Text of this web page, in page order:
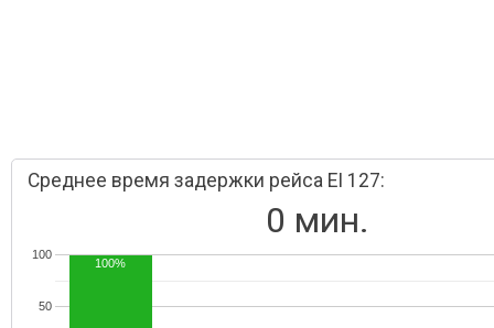
Среднее время задержки рейса EI 127:
0 мин.
50
100
100%